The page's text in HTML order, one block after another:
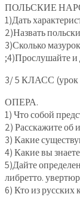
ПОЛЬСКИЕ
1)Дать
2)Назвать
3)Сколько
;4)Прослушайте
3/ 5 КЛАСС (урок
ОПЕРА.
1) Что собой
2) Расскажите об
3) Какие
4) Какие вы
5)Дайте
либретто.
6) Кто из русских